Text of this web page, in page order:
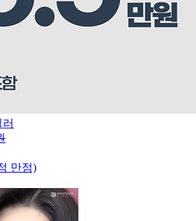
만점)